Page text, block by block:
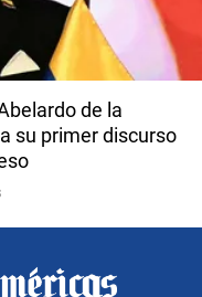
de la
su primer discurso